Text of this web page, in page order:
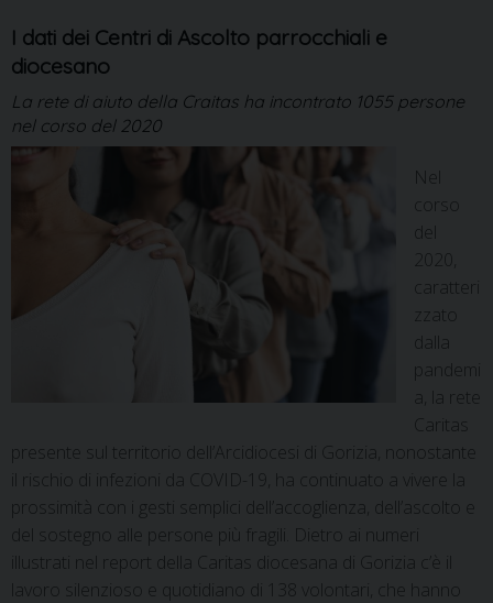
I dati dei Centri di Ascolto parrocchiali e
diocesano
La rete di aiuto della Craitas ha incontrato 1055 persone
nel corso del 2020
Nel
corso
del
caratteri
zzato
dalla
pandemi
a, la rete
Caritas
presente sul territorio dell’Arcidiocesi di Gorizia, nonostante
il rischio di infezioni da COVID-19, ha continuato a vivere la
prossimità con i gesti semplici dell’accoglienza, dell’ascolto e
del sostegno alle persone più fragili. Dietro ai numeri
illustrati nel report della Caritas diocesana di Gorizia c’è il
lavoro silenzioso e quotidiano di 138 volontari, che hanno